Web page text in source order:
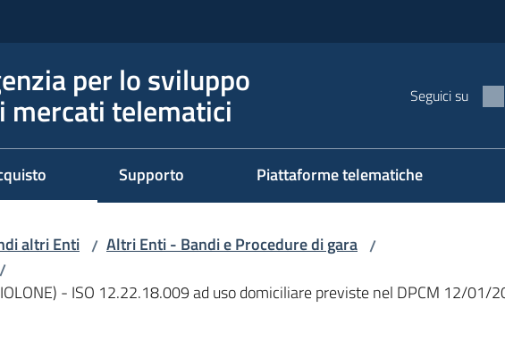
per lo sviluppo
mercati telematici Seguici su
Supporto Piattaforme telematiche
altri Enti / Altri Enti - Bandi e Procedure di gara /
/
- ISO 12.22.18.009 ad uso domiciliare previste nel DPCM 12/01/